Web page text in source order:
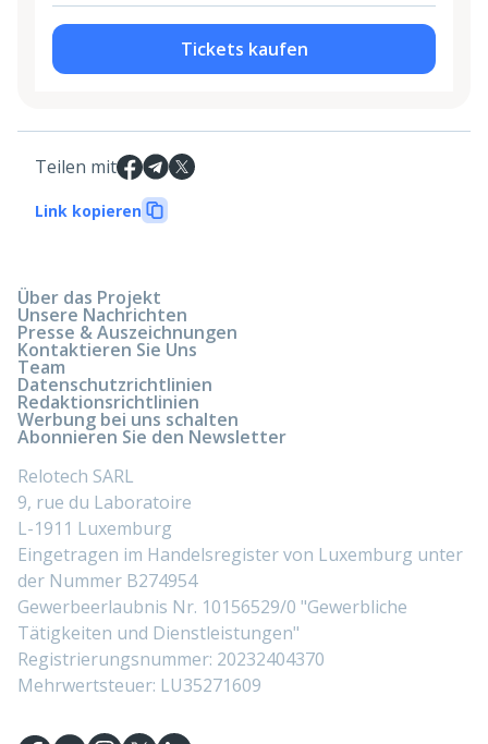
Tickets kaufen
Teilen mit
Link kopieren
Über das Projekt
Unsere Nachrichten
Presse & Auszeichnungen
Kontaktieren Sie Uns
Team
Datenschutzrichtlinien
Redaktionsrichtlinien
Werbung bei uns schalten
Abonnieren Sie den Newsletter
Relotech SARL
9, rue du Laboratoire
L-1911 Luxemburg
Eingetragen im Handelsregister von Luxemburg unter
der Nummer B274954
Gewerbeerlaubnis Nr. 10156529/0 "Gewerbliche
Tätigkeiten und Dienstleistungen"
Registrierungsnummer: 20232404370
Mehrwertsteuer: LU35271609